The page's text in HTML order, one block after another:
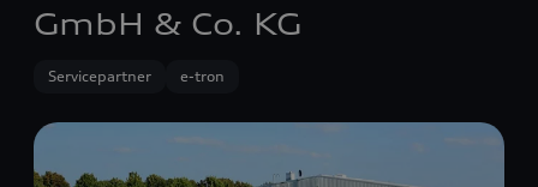
GmbH & Co. KG
Servicepartner e-tron